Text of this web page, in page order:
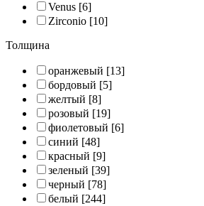
Venus [6]
Zirconio [10]
Толщина
оранжевый [13]
бордовый [5]
желтый [8]
розовый [19]
фиолетовый [6]
синий [48]
красный [9]
зеленый [39]
черный [78]
белый [244]